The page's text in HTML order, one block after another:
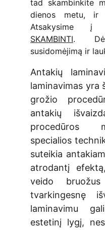
tad skambinkite
dienos metu, ir
Atsakysime į
SKAMBINTI.
susidomėjimą ir
Antakių
laminavimas yra
grožio
antakių
procedūros
specialios
suteikia
atrodantį
veido
tvarkingesnę
laminavimu
estetinį lygį,